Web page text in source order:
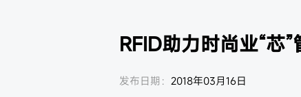
RFID助力时尚业“芯
发布日期： 2018年03月16日